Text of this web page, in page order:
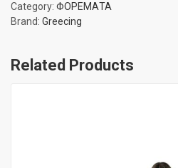
Category: ΦΟΡΕΜΑΤΑ
Brand: Greecing
Related Products